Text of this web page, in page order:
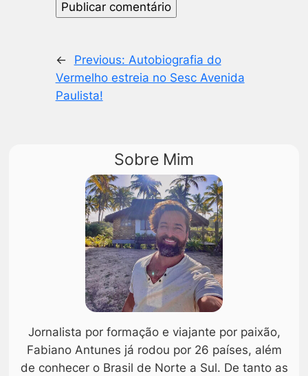
← Previous: Autobiografia do
Vermelho estreia no Sesc Avenida
Paulista!
Sobre Mim
Jornalista por formação e viajante por paixão,
Fabiano Antunes já rodou por 26 países, além
de conhecer o Brasil de Norte a Sul. De tanto as